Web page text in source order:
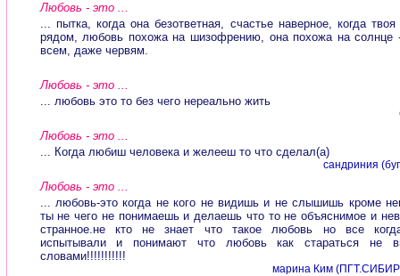
Любовь - это ...
... пытка, когда она безответная, счастье наверное, когда
рядом, любовь похожа на шизофрению, она похожа на солнце
всем, даже червям.
Любовь - это ...
... любовь это то без чего нереально жить
Любовь - это ...
... Когда любиш человека и желееш то что сделал(а)
сандриния
Любовь - это ...
... любовь-это когда не кого не видишь и не слышишь кроме
ты не чего не понимаешь и делаешь что то не объяснимое и
странное.не кто не знает что такое любовь но все
испытывали и понимают что любовь как стараться не
словами!!!!!!!!!!!
марина Ким